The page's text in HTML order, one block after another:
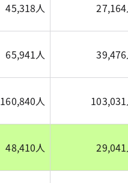
45,318人
65,941人
160,840人
48,410人